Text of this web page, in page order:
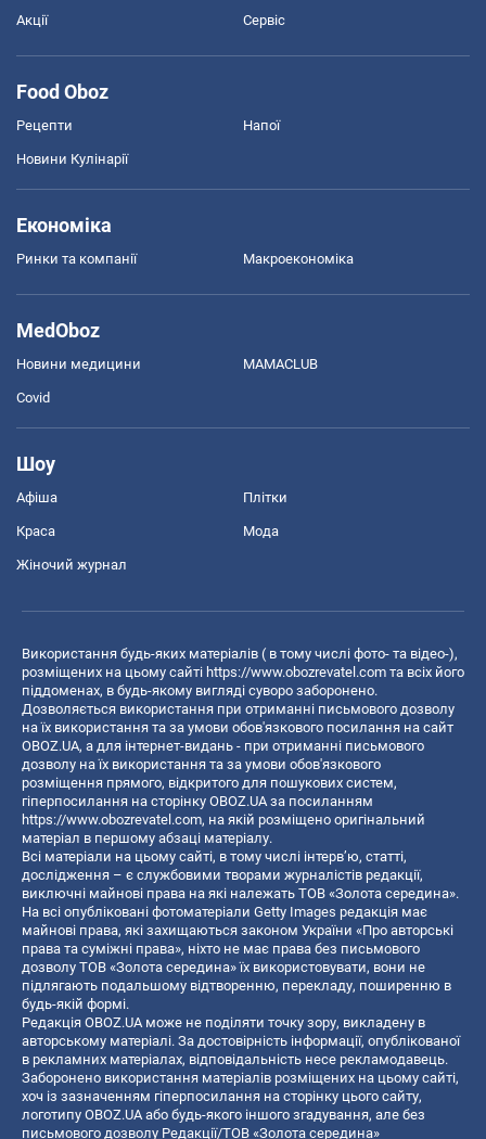
Акції Сервіс
Food Oboz
Рецепти Напої
Новини Кулінарії
Економіка
Ринки та компанії Макроекономіка
MedOboz
Новини медицини MAMACLUB
Covid
Шоу
Афіша Плітки
Краса Мода
Жіночий журнал
Використання будь-яких матеріалів ( в тому числі фото- та відео-),
розміщених на цьому сайті https://www.obozrevatel.com та всіх його
піддоменах, в будь-якому вигляді суворо заборонено.
Дозволяється використання при отриманні письмового дозволу
на їх використання та за умови обов'язкового посилання на сайт
OBOZ.UA, а для інтернет-видань - при отриманні письмового
дозволу на їх використання та за умови обов'язкового
розміщення прямого, відкритого для пошукових систем,
гіперпосилання на сторінку OBOZ.UA за посиланням
https://www.obozrevatel.com, на якій розміщено оригінальний
матеріал в першому абзаці матеріалу.
Всі матеріали на цьому сайті, в тому числі інтерв’ю, статті,
дослідження – є службовими творами журналістів редакції,
виключні майнові права на які належать ТОВ «Золота середина».
На всі опубліковані фотоматеріали Getty Images редакція має
майнові права, які захищаються законом України «Про авторські
права та суміжні права», ніхто не має права без письмового
дозволу ТОВ «Золота середина» їх використовувати, вони не
підлягають подальшому відтворенню, перекладу, поширенню в
будь-якій формі.
Редакція OBOZ.UA може не поділяти точку зору, викладену в
авторському матеріалі. За достовірність інформації, опублікованої
в рекламних матеріалах, відповідальність несе рекламодавець.
Заборонено використання матеріалів розміщених на цьому сайті,
хоч із зазначенням гіперпосилання на сторінку цього сайту,
логотипу OBOZ.UA або будь-якого іншого згадування, але без
письмового дозволу Редакції/ТОВ «Золота середина»